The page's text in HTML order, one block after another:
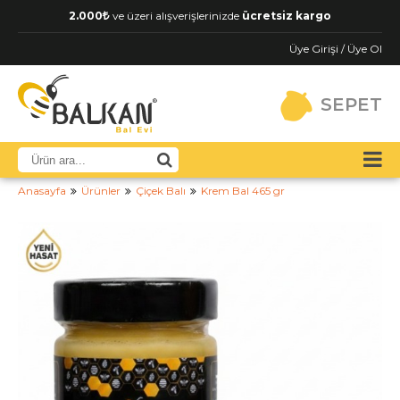
2.000 ve üzeri alışverişlerinizde ücretsiz kargo
Üye Girişi / Üye Ol
SEPET
Anasayfa Ürünler Çiçek Balı Krem Bal 465 gr